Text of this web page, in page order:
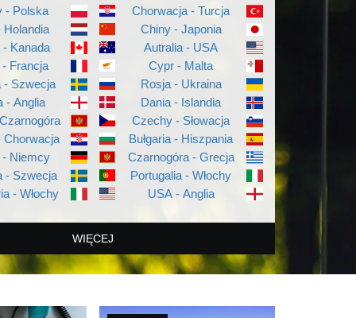
- Polska
Holandia
- Kanada
Francja
- Szwecja
- Anglia
Chorwacja
- Niemcy
- Szwecja
- Włochy
Chorwacja - Turcja
Chiny - Japonia
Autralia - USA
Cypr - Malta
Rosja - Ukraina
Dania - Islandia
Czechy - Słowacja
Bułgaria - Hiszpania
Czarnogóra - Grecja
Portugalia - Włochy
USA - Anglia
WIĘCEJ